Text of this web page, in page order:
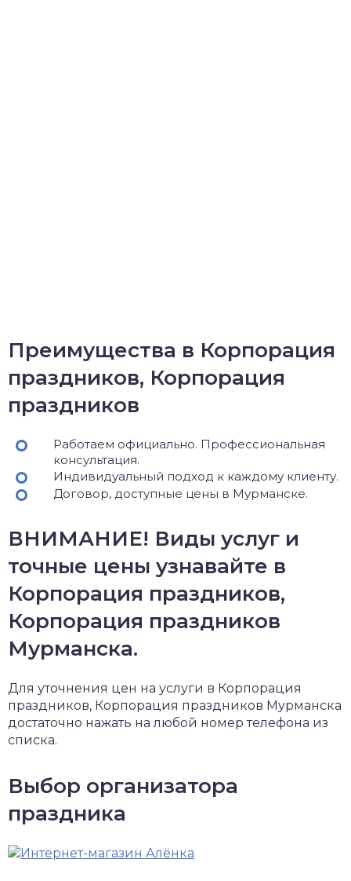
Преимущества в Корпорация
праздников, Корпорация
праздников
Работаем официально. Профессиональная
консультация.
Индивидуальный подход к каждому клиенту.
Договор, доступные цены в Мурманске.
ВНИМАНИЕ! Виды услуг и
точные цены узнавайте в
Корпорация праздников,
Корпорация праздников
Мурманска.
Для уточнения цен на услуги в Корпорация
праздников, Корпорация праздников Мурманска
достаточно нажать на любой номер телефона из
списка.
Выбор организатора
праздника